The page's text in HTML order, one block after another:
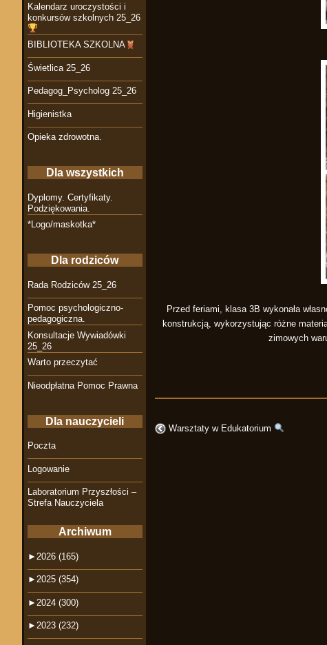
Przed feriami, klasa 3B wykonała
konstrukcją, wykorzystując różne
zimowych
Warsztaty w Edukatorium
Kalendarz uroczystości i
konkursów szkolnych 25_26
BIBLIOTEKA SZKOLNA
Świetlica 25_26
Pedagog_Psycholog 25_26
Higienistka
Opieka zdrowotna.
Dla wszystkich
Dyplomy. Certyfikaty.
Podziękowania.
*Logo/maskotka*
Dla rodziców
Rada Rodziców 25_26
Pomoc psychologiczno-
pedagogiczna.
Konsultacje Wywiadówki
25_26
Warto przeczytać
Nieodpłatna Pomoc Prawna
Dla nauczycieli
Poczta
Logowanie
Laboratorium Przyszłości –
Strefa Nauczyciela
Archiwum
► 2026 (165)
► 2025 (354)
► 2024 (300)
► 2023 (232)